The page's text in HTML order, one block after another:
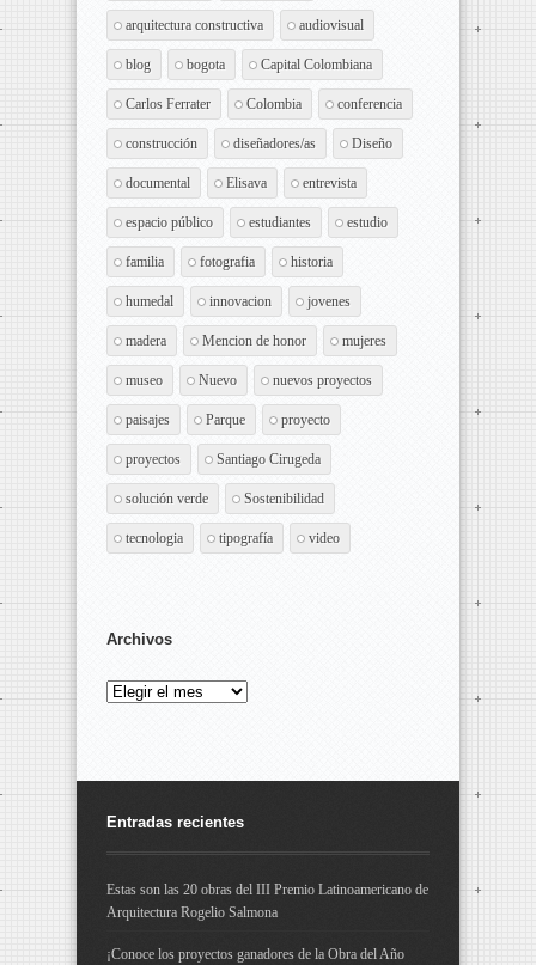
arquitectura constructiva audiovisual
blog bogota Capital Colombiana
Carlos Ferrater Colombia conferencia
construcción diseñadores/as Diseño
documental Elisava entrevista
espacio público estudiantes estudio
familia fotografia historia
humedal innovacion jovenes
madera Mencion de honor mujeres
museo Nuevo nuevos proyectos
paisajes Parque proyecto
proyectos Santiago Cirugeda
solución verde Sostenibilidad
tecnologia tipografía video
Archivos
Archivos
Entradas recientes
Estas son las 20 obras del III Premio Latinoamericano de
Arquitectura Rogelio Salmona
¡Conoce los proyectos ganadores de la Obra del Año